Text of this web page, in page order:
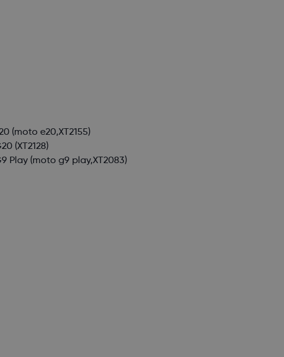
(moto e20,XT2155)
(XT2128)
Play (moto g9 play,XT2083)